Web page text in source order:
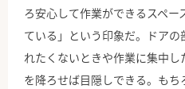
ろ安心して作業ができるスペ
ている」という印象だ。ドア
れたくないときや作業に集中
を降ろせば目隠しできる。も